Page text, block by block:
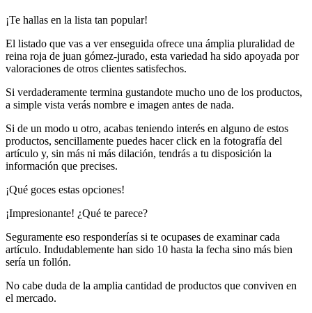
¡Te hallas en la lista tan popular!
El listado que vas a ver enseguida ofrece una ámplia pluralidad de
reina roja de juan gómez-jurado, esta variedad ha sido apoyada por
valoraciones de otros clientes satisfechos.
Si verdaderamente termina gustandote mucho uno de los productos,
a simple vista verás nombre e imagen antes de nada.
Si de un modo u otro, acabas teniendo interés en alguno de estos
productos, sencillamente puedes hacer click en la fotografía del
artículo y, sin más ni más dilación, tendrás a tu disposición la
información que precises.
¡Qué goces estas opciones!
¡Impresionante! ¿Qué te parece?
Seguramente eso responderías si te ocupases de examinar cada
artículo. Indudablemente han sido 10 hasta la fecha sino más bien
sería un follón.
No cabe duda de la amplia cantidad de productos que conviven en
el mercado.